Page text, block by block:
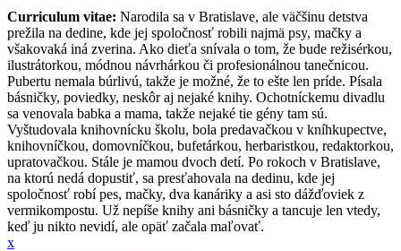
Curriculum vitae: Narodila sa v Bratislave, ale väčšinu detstva
prežila na dedine, kde jej spoločnosť robili najmä psy, mačky a
všakovaká iná zverina. Ako dieťa snívala o tom, že bude režisérkou,
ilustrátorkou, módnou návrhárkou či profesionálnou tanečnicou.
Pubertu nemala búrlivú, takže je možné, že to ešte len príde. Písala
básničky, poviedky, neskôr aj nejaké knihy. Ochotníckemu divadlu
sa venovala babka a mama, takže nejaké tie gény tam sú.
Vyštudovala knihovnícku školu, bola predavačkou v kníhkupectve,
knihovníčkou, domovníčkou, bufetárkou, herbaristkou, redaktorkou,
upratovačkou. Stále je mamou dvoch detí. Po rokoch v Bratislave,
na ktorú nedá dopustiť, sa presťahovala na dedinu, kde jej
spoločnosť robí pes, mačky, dva kanáriky a asi sto dážďoviek z
vermikompostu. Už nepíše knihy ani básničky a tancuje len vtedy,
keď ju nikto nevidí, ale opäť začala maľovať.
x